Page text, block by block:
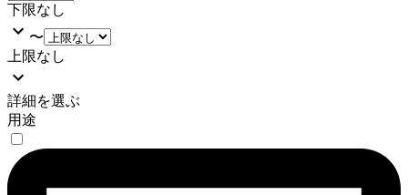
下限なし
〜
上限なし
詳細を選ぶ
用途